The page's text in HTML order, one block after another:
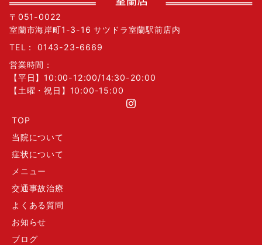
〒051-0022
室蘭市海岸町1-3-16 サツドラ室蘭駅前店内
TEL：
0143-23-6669
営業時間：
【平日】10:00-12:00/14:30-20:00
【土曜・祝日】10:00-15:00
TOP
当院について
症状について
メニュー
交通事故治療
よくある質問
お知らせ
ブログ